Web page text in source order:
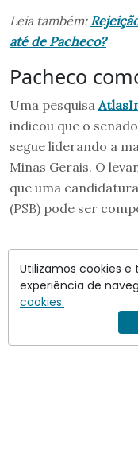
Leia também:
até de Pacheco?
Pacheco
Uma pesquisa
indicou que o
segue liderando a
Minas Gerais. O
que uma
(PSB) pode ser
Utilizamos cookies
experiência de
cookies.